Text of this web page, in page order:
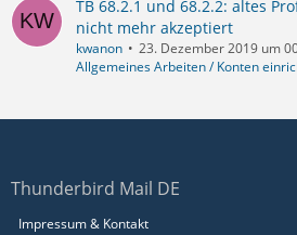
TB 68.2.1 und 68.2.2: altes
nicht mehr akzeptiert
kwanon
23. Dezember 2019 um
Allgemeines Arbeiten / Konten
Thunderbird Mail DE
Impressum & Kontakt